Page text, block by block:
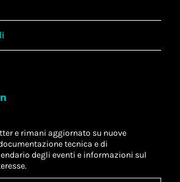
e rimani aggiornato su nuove
tecnica e di
degli eventi e informazioni sul